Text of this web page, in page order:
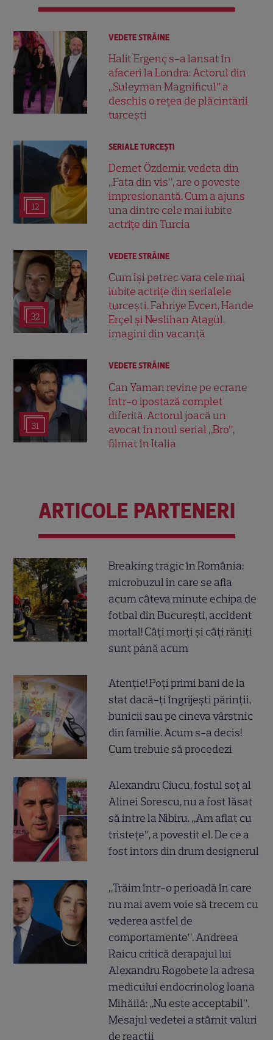
VEDETE STRĂINE
Halit Ergenç s-a lansat în
afaceri la Londra: Actorul din
„Suleyman Magnificul” a
deschis o rețea de plăcintării
turcești
12
SERIALE TURCEŞTI
Demet Özdemir, vedeta din
„Fata din vis”, are o poveste
impresionantă. Cum a ajuns
una dintre cele mai iubite
actrițe din Turcia
32
VEDETE STRĂINE
Cum își petrec vara cele mai
iubite actrițe din serialele
turcești. Fahriye Evcen, Hande
Erçel și Neslihan Atagül,
imagini din vacanță
31
VEDETE STRĂINE
Can Yaman revine pe ecrane
într-o ipostază complet
diferită. Actorul joacă un
avocat în noul serial „Bro”,
filmat în Italia
ARTICOLE PARTENERI
Breaking tragic în România:
microbuzul în care se afla
acum câteva minute echipa de
fotbal din București, accident
mortal! Câți morți și câți răniți
sunt până acum
Atenție! Poți primi bani de la
stat dacă-ți îngrijești părinții,
bunicii sau pe cineva vârstnic
din familie. Acum s-a decis!
Cum trebuie să procedezi
Alexandru Ciucu, fostul soț al
Alinei Sorescu, nu a fost lăsat
să intre la Nibiru. „Am aflat cu
tristețe”, a povestit el. De ce a
fost întors din drum designerul
„Trăim într-o perioadă în care
nu mai avem voie să trecem cu
vederea astfel de
comportamente”. Andreea
Raicu critică derapajul lui
Alexandru Rogobete la adresa
medicului endocrinolog Ioana
Mihăilă: „Nu este acceptabil”.
Mesajul vedetei a stârnit valuri
de reacții